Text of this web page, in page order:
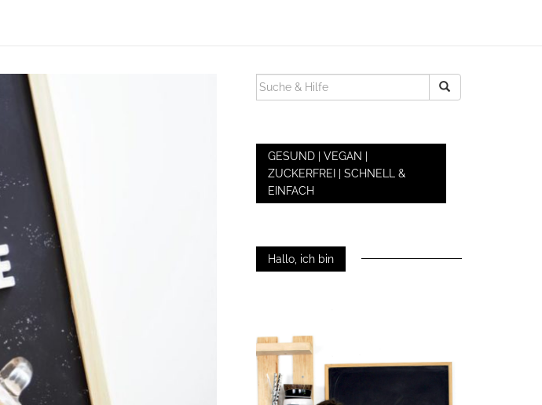
SUCHEN
NACH:
GESUND | VEGAN |
ZUCKERFREI | SCHNELL &
EINFACH
Hallo, ich bin